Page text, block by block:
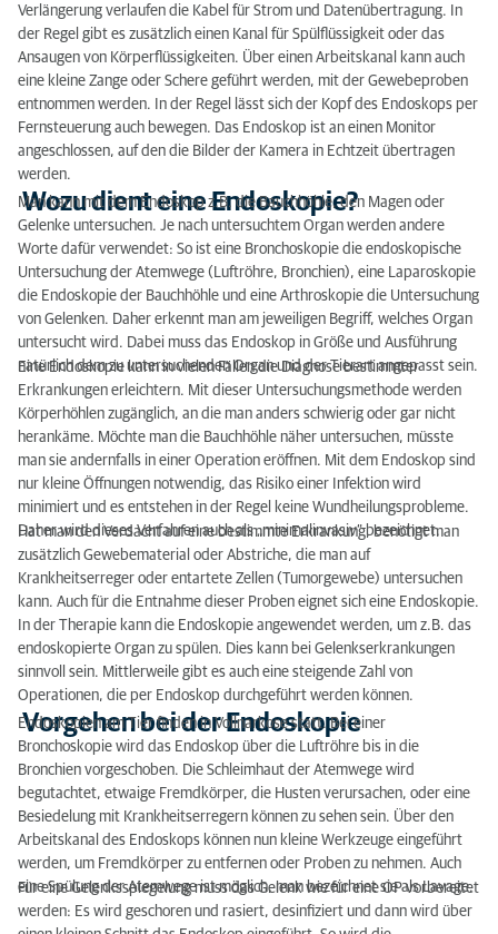
Wozu dient eine Endoskopie?
Vorgehen bei der Endoskopie
Verlängerung verlaufen die Kabel für Strom und Datenübertragung. In
der Regel gibt es zusätzlich einen Kanal für Spülflüssigkeit oder das
Ansaugen von Körperflüssigkeiten. Über einen Arbeitskanal kann auch
eine kleine Zange oder Schere geführt werden, mit der Gewebeproben
entnommen werden. In der Regel lässt sich der Kopf des Endoskops per
Fernsteuerung auch bewegen. Das Endoskop ist an einen Monitor
angeschlossen, auf den die Bilder der Kamera in Echtzeit übertragen
werden.
Wozu dient eine Endoskopie?
Man kann mit dem Endoskop z.B. die Bauchhöhle, den Magen oder
Gelenke untersuchen. Je nach untersuchtem Organ werden andere
Worte dafür verwendet: So ist eine Bronchoskopie die endoskopische
Untersuchung der Atemwege (Luftröhre, Bronchien), eine Laparoskopie
die Endoskopie der Bauchhöhle und eine Arthroskopie die Untersuchung
von Gelenken. Daher erkennt man am jeweiligen Begriff, welches Organ
untersucht wird. Dabei muss das Endoskop in Größe und Ausführung
natürlich dem zu untersuchenden Organ und der Tierart angepasst sein.
Eine Endoskopie kann in vielen Fällen die Diagnose bestimmter
Erkrankungen erleichtern. Mit dieser Untersuchungsmethode werden
Körperhöhlen zugänglich, an die man anders schwierig oder gar nicht
herankäme. Möchte man die Bauchhöhle näher untersuchen, müsste
man sie andernfalls in einer Operation eröffnen. Mit dem Endoskop sind
nur kleine Öffnungen notwendig, das Risiko einer Infektion wird
minimiert und es entstehen in der Regel keine Wundheilungsprobleme.
Daher wird dieses Verfahren auch als „minimalinvasiv“ bezeichnet.
Hat man den Verdacht auf eine bestimmte Erkrankung, benötigt man
zusätzlich Gewebematerial oder Abstriche, die man auf
Krankheitserreger oder entartete Zellen (Tumorgewebe) untersuchen
kann. Auch für die Entnahme dieser Proben eignet sich eine Endoskopie.
In der Therapie kann die Endoskopie angewendet werden, um z.B. das
endoskopierte Organ zu spülen. Dies kann bei Gelenkserkrankungen
sinnvoll sein. Mittlerweile gibt es auch eine steigende Zahl von
Operationen, die per Endoskop durchgeführt werden können.
Vorgehen bei der Endoskopie
Endoskopien am Tier finden in Vollnarkose statt. Bei einer
Bronchoskopie wird das Endoskop über die Luftröhre bis in die
Bronchien vorgeschoben. Die Schleimhaut der Atemwege wird
begutachtet, etwaige Fremdkörper, die Husten verursachen, oder eine
Besiedelung mit Krankheitserregern können zu sehen sein. Über den
Arbeitskanal des Endoskops können nun kleine Werkzeuge eingeführt
werden, um Fremdkörper zu entfernen oder Proben zu nehmen. Auch
eine Spülung der Atemwege ist möglich, man bezeichnet sie als Lavage.
Für eine Gelenksspiegelung muss das Gelenk wie für eine OP vorbereitet
werden: Es wird geschoren und rasiert, desinfiziert und dann wird über